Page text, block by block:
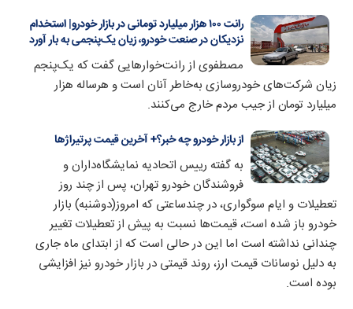
رانت ۱۰۰ هزار میلیارد تومانی در بازار خودرو| استخدام
نزدیکان در صنعت خودرو، زیان یک‌پنجمی به بار آورد
مصطفوی از رانت‌خوار‌هایی گفت که یک‌پنجم
زیان شرکت‌های خودروسازی به‌خاطر آنان است و هر‌ساله هزار
میلیارد تومان از جیب مردم خارج می‌کنند.
از بازار خودرو چه خبر؟+ آخرین قیمت پرتیراژها
به گفته رییس اتحادیه نمایشگاه‌داران و
فروشندگان خودرو تهران، پس از چند روز
تعطیلات و ایام سوگواری، در چندساعتی که امروز(دوشنبه) بازار
خودرو باز شده است، قیمت‌ها نسبت به پیش از تعطیلات تغییر
چندانی نداشته است اما این در حالی است که از ابتدای ماه جاری
به دلیل نوسانات قیمت ارز، روند قیمتی در بازار خودرو نیز افزایشی
بوده است.